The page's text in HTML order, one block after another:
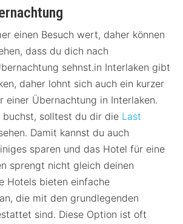
einen Besuch wert, daher können
dass du dich nach
sehnst.in Interlaken gibt
daher lohnt sich auch ein kurzer
einer Übernachtung in Interlaken.
buchst, solltest du dir die Last
Damit kannst du auch
sparen und das Hotel für eine
sprengt nicht gleich deinen
Hotels bieten einfache
die mit den grundlegenden
sind. Diese Option ist oft